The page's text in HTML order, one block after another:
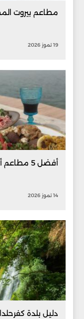
مطاعم بيروت
19 تموز 2026
أفضل 5 مطاعم أكل محلي في جونية
14 تموز 2026
دليل بلدة